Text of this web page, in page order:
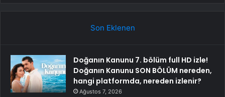
Son Eklenen
Doğanın Kanunu 7. bölüm full HD izle!
Doğanın Kanunu SON BÖLÜM nereden,
hangi platformda, nereden izlenir?
Ağustos 7, 2026